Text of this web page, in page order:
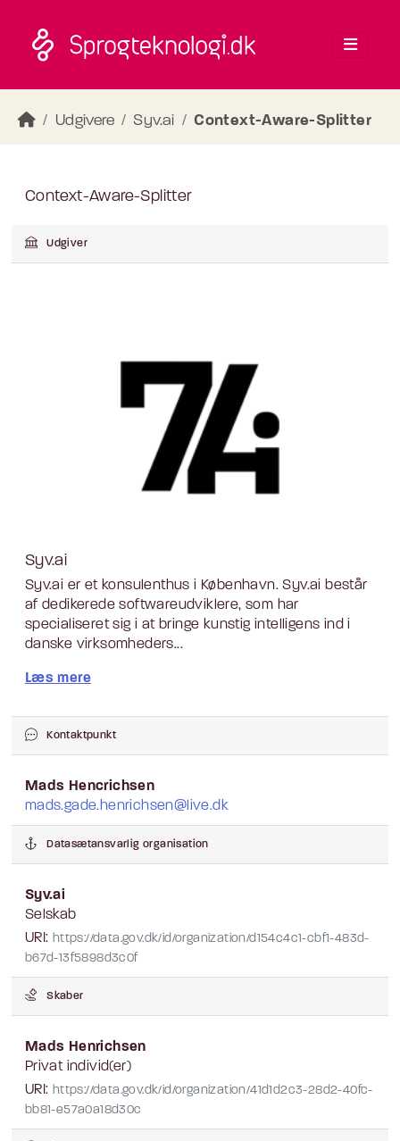
Udgivere Syv.ai Context-Aware-Splitter
Context-Aware-Splitter
Udgiver
Syv.ai
Syv.ai er et konsulenthus i København. Syv.ai består
af dedikerede softwareudviklere, som har
specialiseret sig i at bringe kunstig intelligens ind i
danske virksomheders...
Læs mere
Kontaktpunkt
Mads Hencrichsen
mads.gade.henrichsen@live.dk
Datasætansvarlig organisation
Syv.ai
Selskab
URI: https://data.gov.dk/id/organization/d154c4c1-cbf1-483d-
b67d-13f5898d3c0f
Skaber
Mads Henrichsen
Privat individ(er)
URI: https://data.gov.dk/id/organization/41d1d2c3-28d2-40fc-
bb81-e57a0a18d30c